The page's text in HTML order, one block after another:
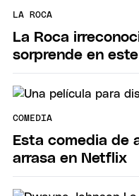
LA ROCA
La Roca
sorprende en
COMEDIA
Esta comedia de
arrasa en Netflix